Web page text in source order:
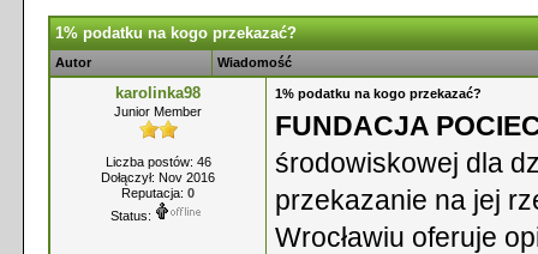
1% podatku na kogo przekazać?
Autor Wiadomość
karolinka98
Junior Member
Liczba postów: 46
Dołączył: Nov 2016
Reputacja: 0
Status:
1% podatku na kogo przekazać?
FUNDACJA
środowiskowej dla
przekazanie na jej
Wrocławiu oferuje